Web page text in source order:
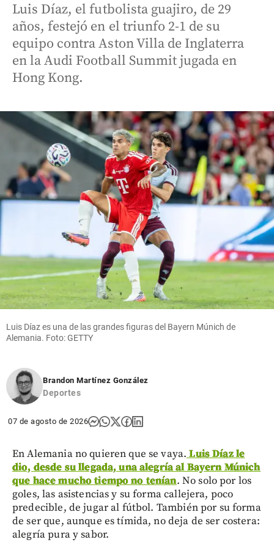
Luis Díaz, el futbolista guajiro, de 29
años, festejó en el triunfo 2-1 de su
equipo contra Aston Villa de Inglaterra
en la Audi Football Summit jugada en
Hong Kong.
Luis Díaz es una de las grandes figuras del Bayern Múnich de
Alemania. Foto: GETTY
Brandon Martínez González
Deportes
07 de agosto de 2026
En Alemania no quieren que se vaya. Luis Díaz le
dio, desde su llegada, una alegría al Bayern Múnich
que hace mucho tiempo no tenían. No solo por los
goles, las asistencias y su forma callejera, poco
predecible, de jugar al fútbol. También por su forma
de ser que, aunque es tímida, no deja de ser costera:
alegría pura y sabor.